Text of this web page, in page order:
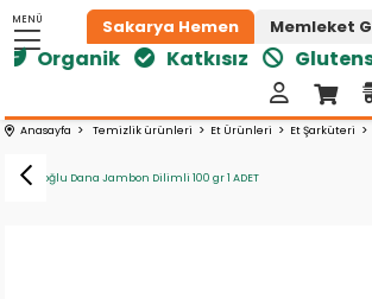
MENÜ Sakarya Hemen Memleket
Organik Katkısız
Anasayfa Temizlik ürünleri Et Ürünleri Et Şarküteri
Çapanoğlu Dana Jambon Dilimli 100 gr 1 ADET